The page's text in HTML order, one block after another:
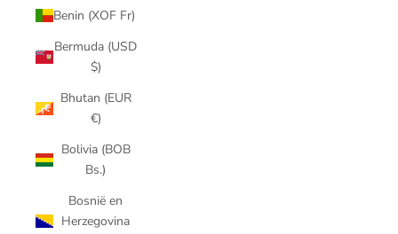
Benin (XOF Fr)
Bermuda (USD
$)
Bhutan (EUR
€)
Bolivia (BOB
Bs.)
Bosnië en
Herzegovina